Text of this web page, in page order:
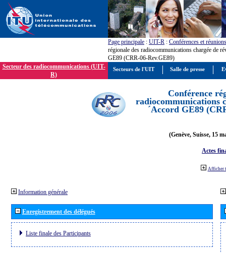
Page principale : UIT-R : Conférences et réunions
régionale des radiocommunications chargée de
GE89 (CRR-06-Rev.GE89)
Secteur des radiocommunications (UIT-
R)
Conférence
radiocommunications
´Accord GE89
(Genève, Suisse, 15
Actes
Afficher
Information générale
Enregistrement des délégués
Liste finale des Participants
Secteurs de l'UIT Salle de presse